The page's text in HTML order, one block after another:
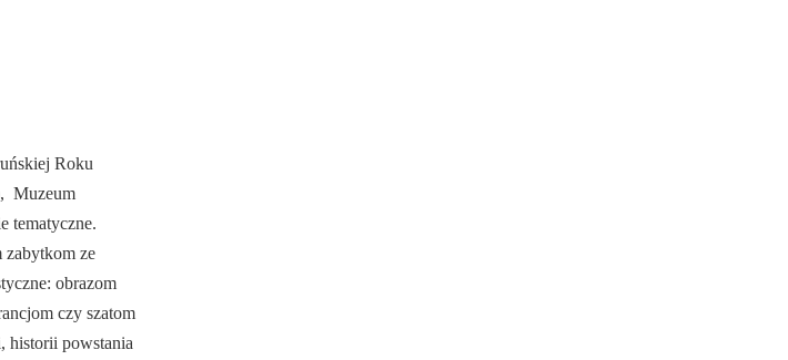
Roku
Muzeum
tematyczne.
zabytkom ze
obrazom
czy szatom
historii powstania